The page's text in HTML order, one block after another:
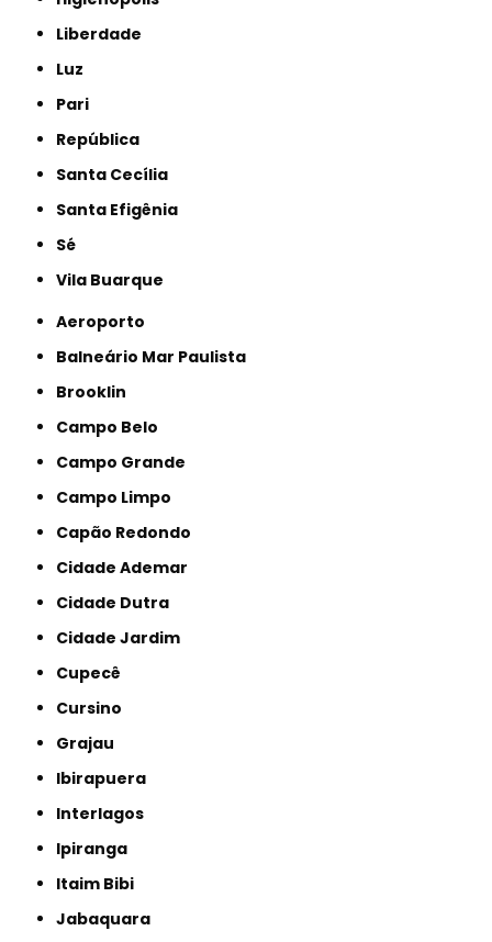
Liberdade
Luz
Pari
República
Santa Cecília
Santa Efigênia
Sé
Vila Buarque
Aeroporto
Balneário Mar Paulista
Brooklin
Campo Belo
Campo Grande
Campo Limpo
Capão Redondo
Cidade Ademar
Cidade Dutra
Cidade Jardim
Cupecê
Cursino
Grajau
Ibirapuera
Interlagos
Ipiranga
Itaim Bibi
Jabaquara